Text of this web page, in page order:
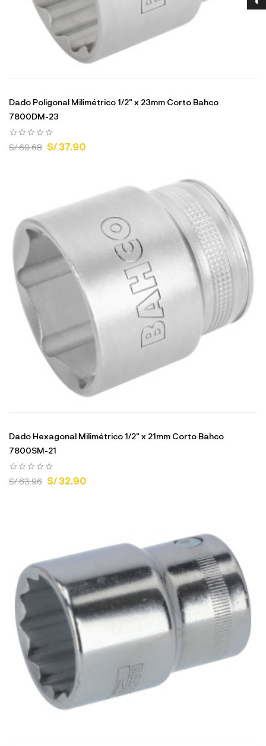
Dado Poligonal Milimétrico 1/2" x 23mm Corto Bahco
7800DM-23
S/ 69.68 S/ 37.90
Dado Hexagonal Milimétrico 1/2" x 21mm Corto Bahco
7800SM-21
S/ 63.96 S/ 32.90